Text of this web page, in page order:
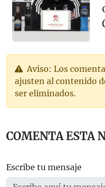
Aviso: Los
ajusten al contenido
ser eliminados.
COMENTA ESTA
Escribe tu mensaje